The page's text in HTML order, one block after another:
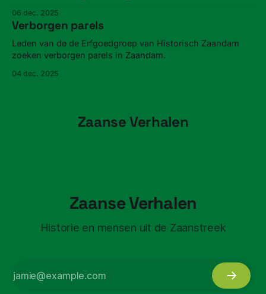
06 dec. 2025
Verborgen parels
Leden van de de Erfgoedgroep van Historisch Zaandam
zoeken verborgen parels in Zaandam.
04 dec. 2025
Zaanse Verhalen
Zaanse Verhalen
Historie en mensen uit de Zaanstreek